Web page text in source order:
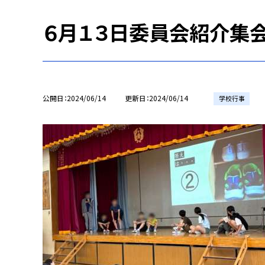
６月１３日委員会紹介集
公開日 2024/06/14 更新日 2024/06/14 学校行事